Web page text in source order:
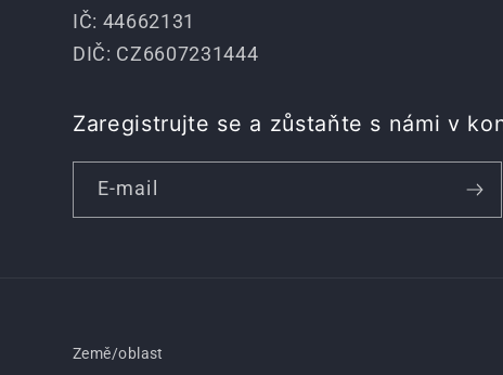
IČ: 44662131
DIČ: CZ6607231444
Zaregistrujte se a zůstaňte s námi v
E-mail
Země/oblast